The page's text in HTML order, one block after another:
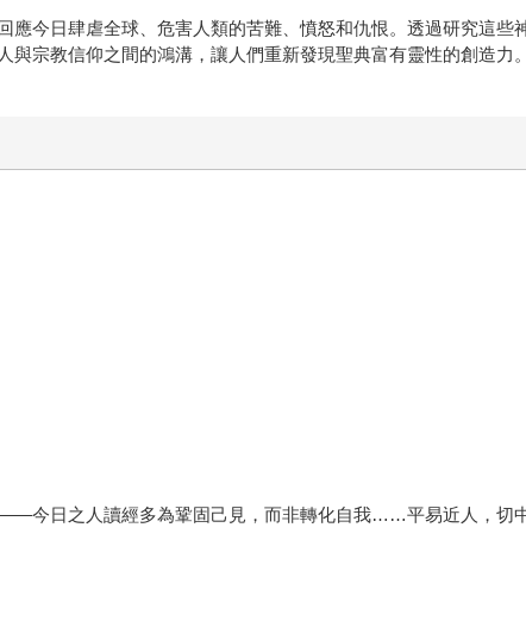
今日肆虐全球、危害人類的苦難、憤怒和仇恨。透過研究這些
宗教信仰之間的鴻溝，讓人們重新發現聖典富有靈性的創造力。
今日之人讀經多為鞏固己見，而非轉化自我……平易近人，切